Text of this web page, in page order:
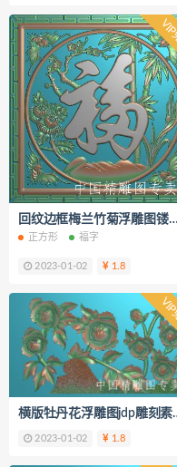
回纹边框梅兰竹菊浮雕图镂
正方形 福字
2023-01-02 1.8
横版牡丹花浮雕图jdp雕刻素
2023-01-02 1.8